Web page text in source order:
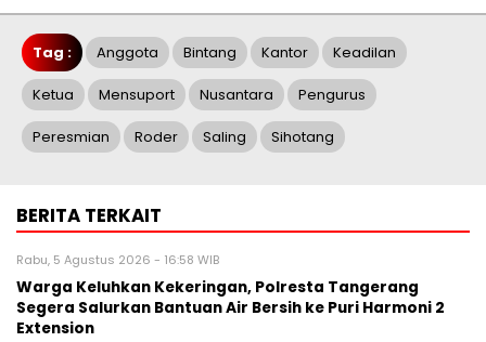
Tag : Anggota Bintang Kantor Keadilan
Ketua Mensuport Nusantara Pengurus
Peresmian Roder Saling Sihotang
BERITA TERKAIT
Rabu, 5 Agustus 2026 - 16:58 WIB
Warga Keluhkan Kekeringan, Polresta Tangerang
Segera Salurkan Bantuan Air Bersih ke Puri Harmoni 2
Extension